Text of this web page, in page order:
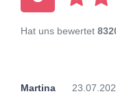
Hat uns bewertet
Martina